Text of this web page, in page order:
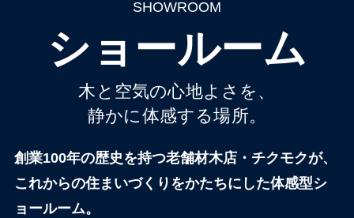
SHOWROOM
ショールーム
木と空気の心地よさを、
静かに体感する場所。
創業100年の歴史を持つ老舗材木店・チクモクが、
これからの住まいづくりをかたちにした体感型シ
ョールーム。